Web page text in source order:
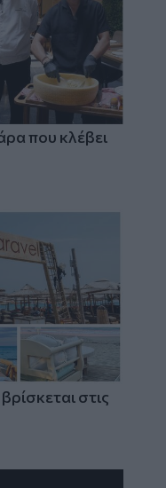
που κλέβει
στις